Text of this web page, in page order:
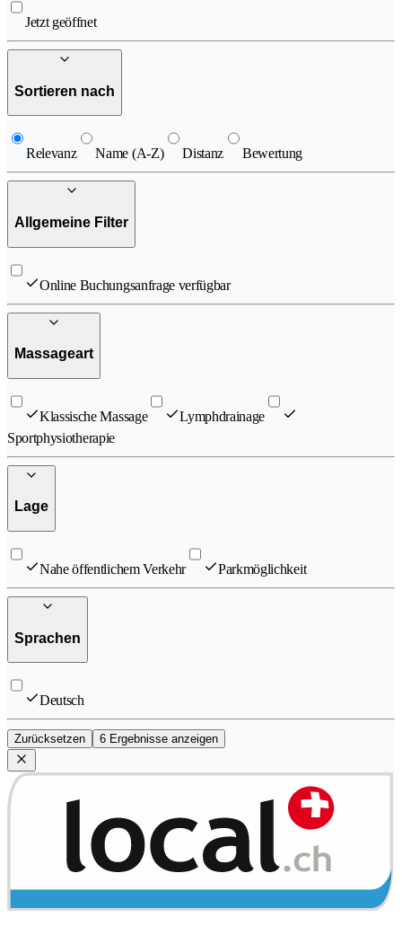
Jetzt geöffnet
Sortieren nach
Relevanz Name (A-Z) Distanz Bewertung
Allgemeine Filter
Online Buchungsanfrage verfügbar
Massageart
Klassische Massage
Lymphdrainage
Sportphysiotherapie
Lage
Nahe öffentlichem Verkehr Parkmöglichkeit
Sprachen
Deutsch
Zurücksetzen 6 Ergebnisse anzeigen